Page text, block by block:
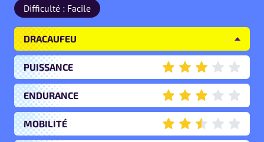
Difficulté : Facile
DRACAUFEU
PUISSANCE
3
ENDURANCE
3
MOBILITÉ
2.5